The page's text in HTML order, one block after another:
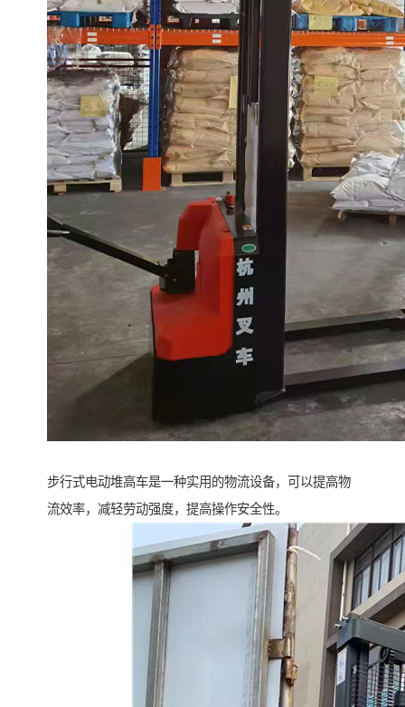
步行式电动堆高车是一种实用的物流设备，可以提高物
流效率，减轻劳动强度，提高操作安全性。